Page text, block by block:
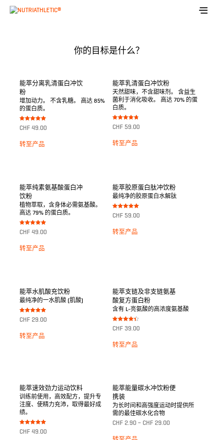
你的目标是什么？
能萃分离乳清蛋白冲饮
粉
增加动力。 不含乳糖。 高达 85%
的蛋白质。
Bewertet mit
5.00
CHF 49.00
转至产品
能萃乳清蛋白冲饮粉
天然甜味，不含甜味剂。 含益生
菌利于消化吸收。 高达 70% 的蛋
白质。
Bewertet
mit
von 5
CHF 59.00
转至产品
能萃纯素氨基酸蛋白冲
饮粉
植物萃取，含身体必需氨基酸。
高达 79% 的蛋白质。
Bewertet mit
5.00
CHF 49.00
转至产品
能萃胶原蛋白肽冲饮粉
最纯净的胶原蛋白水解肽
Bewertet mit
5.00
CHF 59.00
转至产品
能萃水肌酸充饮粉
最纯净的一水肌酸 (肌酸)
Bewertet mit
5.00
CHF 29.00
转至产品
能萃支链及非支链氨基
酸复方蛋白粉
含有 L-亮氨酸的高浓度氨基酸
Bewertet
mit
von 5
CHF 39.00
转至产品
能萃速效劲力运动饮料
训练前使用，高效配方，提升专
注度、使精力充沛，取得最好成
绩。
Bewertet mit
5.00
CHF 49.00
能萃能量碳水冲饮粉便
携装
为长时间和高强度运动时提供所
需的最佳碳水化合物
CHF 2.90 – CHF 29.00